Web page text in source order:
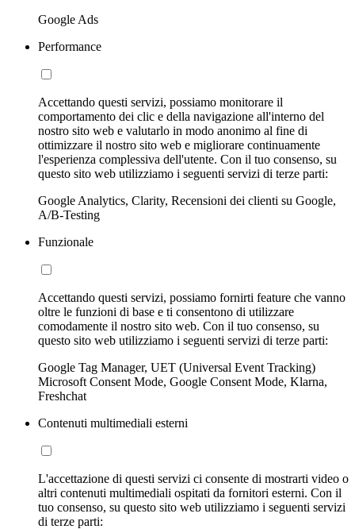
Google Ads
Performance
Accettando questi servizi, possiamo monitorare il
comportamento dei clic e della navigazione all'interno del
nostro sito web e valutarlo in modo anonimo al fine di
ottimizzare il nostro sito web e migliorare continuamente
l'esperienza complessiva dell'utente. Con il tuo consenso, su
questo sito web utilizziamo i seguenti servizi di terze parti:
Google Analytics, Clarity, Recensioni dei clienti su Google,
A/B-Testing
Funzionale
Accettando questi servizi, possiamo fornirti feature che vanno
oltre le funzioni di base e ti consentono di utilizzare
comodamente il nostro sito web. Con il tuo consenso, su
questo sito web utilizziamo i seguenti servizi di terze parti:
Google Tag Manager, UET (Universal Event Tracking)
Microsoft Consent Mode, Google Consent Mode, Klarna,
Freshchat
Contenuti multimediali esterni
L'accettazione di questi servizi ci consente di mostrarti video o
altri contenuti multimediali ospitati da fornitori esterni. Con il
tuo consenso, su questo sito web utilizziamo i seguenti servizi
di terze parti: